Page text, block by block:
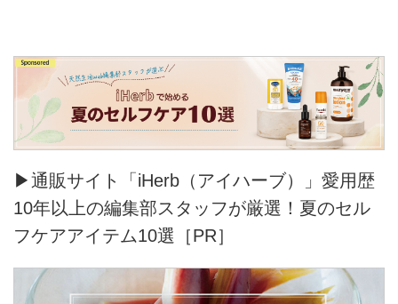
▶通販サイト「iHerb（アイハーブ）」愛用歴
10年以上の編集部スタッフが厳選！夏のセル
フケアアイテム10選［PR］